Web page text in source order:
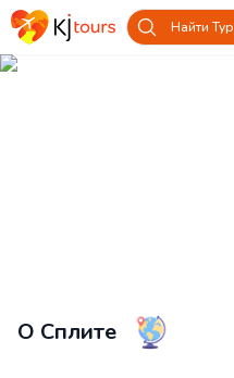
Найти Тур
О Сплите